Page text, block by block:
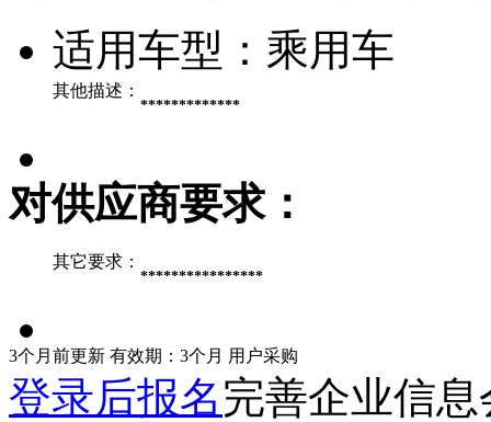
适用车型： 乘用车
其他描述：
*************
对供应商要求：
其它要求：
****************
3个月前更新 有效期：3个月 用户采购
登录后报名完善企业信